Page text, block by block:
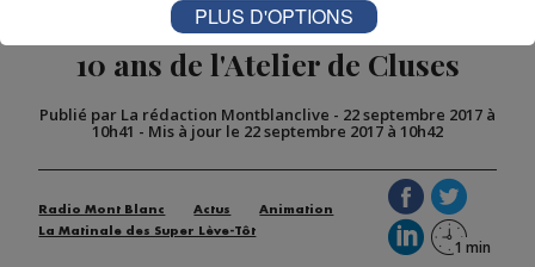
Interview du groupe Wood Men |
10 ans de l'Atelier de Cluses
Publié par La rédaction Montblanclive - 22 septembre 2017 à
10h41 - Mis à jour le 22 septembre 2017 à 10h42
Radio Mont Blanc Actus
Animation
La Matinale des Super Lève-Tôt
PLUS D'OPTIONS